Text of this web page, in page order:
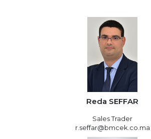
Reda SEFFAR
Sales Trader
r.seffar@bmcek.co.ma